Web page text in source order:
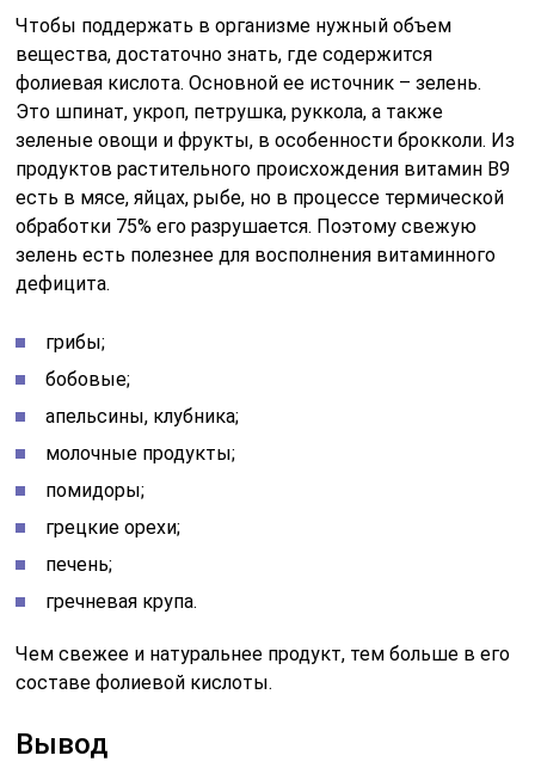
Чтобы поддержать в организме нужный объем
вещества, достаточно знать, где содержится
фолиевая кислота. Основной ее источник – зелень.
Это шпинат, укроп, петрушка, руккола, а также
зеленые овощи и фрукты, в особенности брокколи. Из
продуктов растительного происхождения витамин B9
есть в мясе, яйцах, рыбе, но в процессе термической
обработки 75% его разрушается. Поэтому свежую
зелень есть полезнее для восполнения витаминного
дефицита.
грибы;
бобовые;
апельсины, клубника;
молочные продукты;
помидоры;
грецкие орехи;
печень;
гречневая крупа.
Чем свежее и натуральнее продукт, тем больше в его
составе фолиевой кислоты.
Вывод